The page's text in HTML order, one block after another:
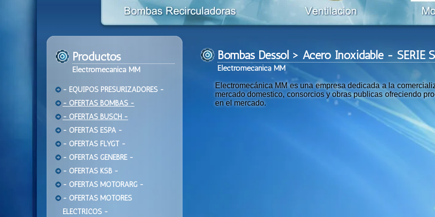
Productos
Electromecanica MM
- EQUIPOS PRESURIZADORES -
- OFERTAS BOMBAS -
- OFERTAS BUSCH -
- OFERTAS ESPA -
- OFERTAS FLYGT -
- OFERTAS GENEBRE -
- OFERTAS KSB -
- OFERTAS MOTORARG -
- OFERTAS MOTORES
ELECTRICOS -
Bombas Dessol > Acero Inoxidable - SERIE
Electromecanica MM
Electromecánica MM es una empresa dedicada a la
mercado domestico, consorcios y obras publicas ofreciendo
en el mercado.